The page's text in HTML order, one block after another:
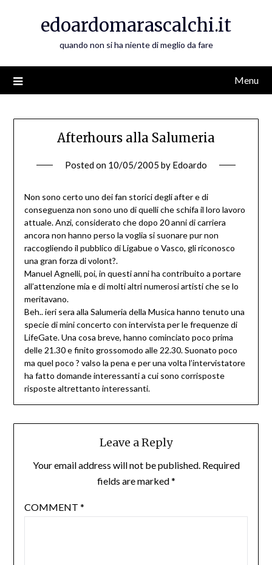
edoardomarascalchi.it
quando non si ha niente di meglio da fare
Menu
Afterhours alla Salumeria
Posted on 10/05/2005 by Edoardo
Non sono certo uno dei fan storici degli after e di
conseguenza non sono uno di quelli che schifa il loro lavoro
attuale. Anzi, considerato che dopo 20 anni di carriera
ancora non hanno perso la voglia si suonare pur non
raccogliendo il pubblico di Ligabue o Vasco, gli riconosco
una gran forza di volont?.
Manuel Agnelli, poi, in questi anni ha contribuito a portare
all’attenzione mia e di molti altri numerosi artisti che se lo
meritavano.
Beh.. ieri sera alla Salumeria della Musica hanno tenuto una
specie di mini concerto con intervista per le frequenze di
LifeGate. Una cosa breve, hanno cominciato poco prima
delle 21.30 e finito grossomodo alle 22.30. Suonato poco
ma quel poco ? valso la pena e per una volta l’intervistatore
ha fatto domande interessanti a cui sono corrisposte
risposte altrettanto interessanti.
Leave a Reply
Your email address will not be published. Required
fields are marked*
COMMENT *